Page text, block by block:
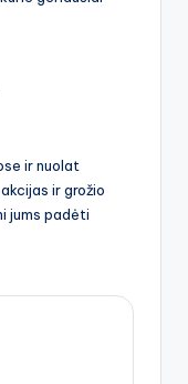
ir nuolat
ir grožio
jums padėti